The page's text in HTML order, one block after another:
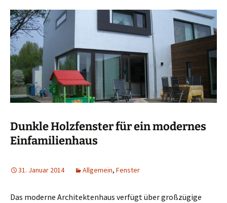
Dunkle Holzfenster für ein modernes
Einfamilienhaus
31. Januar 2014 Allgemein, Fenster
Das moderne Architektenhaus verfügt über großzügige